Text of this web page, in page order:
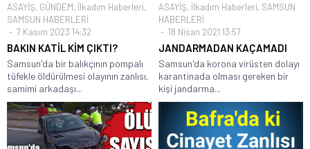
ASAYİŞ, GÜNDEM, İlkadım Haberleri,
SAMSUN HABERLERİ
7 Kasım 2023 14:32
BAKIN KATİL KİM ÇIKTI?
Samsun'da bir balıkçının pompalı
tüfekle öldürülmesi olayının zanlısı,
samimi arkadaşı...
ASAYİŞ, İlkadım Haberleri, SAMSUN
HABERLERİ
18 Nisan 2021 13:57
JANDARMADAN KAÇAMADI
Samsun'da korona virüsten dolayı
karantinada olması gereken bir
kişi jandarma...